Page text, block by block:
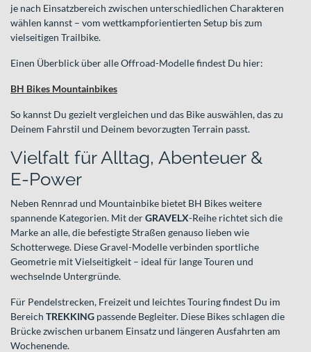
je nach Einsatzbereich zwischen unterschiedlichen Charakteren
wählen kannst – vom wettkampforientierten Setup bis zum
vielseitigen Trailbike.
Einen Überblick über alle Offroad-Modelle findest Du hier:
BH Bikes Mountainbikes
So kannst Du gezielt vergleichen und das Bike auswählen, das zu
Deinem Fahrstil und Deinem bevorzugten Terrain passt.
Vielfalt für Alltag, Abenteuer &
E‑Power
Neben Rennrad und Mountainbike bietet BH Bikes weitere
spannende Kategorien. Mit derGRAVELX-Reihe richtet sich die
Marke an alle, die befestigte Straßen genauso lieben wie
Schotterwege. Diese Gravel-Modelle verbinden sportliche
Geometrie mit Vielseitigkeit – ideal für lange Touren und
wechselnde Untergründe.
Für Pendelstrecken, Freizeit und leichtes Touring findest Du im
Bereich TREKKING passende Begleiter. Diese Bikes schlagen die
Brücke zwischen urbanem Einsatz und längeren Ausfahrten am
Wochenende.